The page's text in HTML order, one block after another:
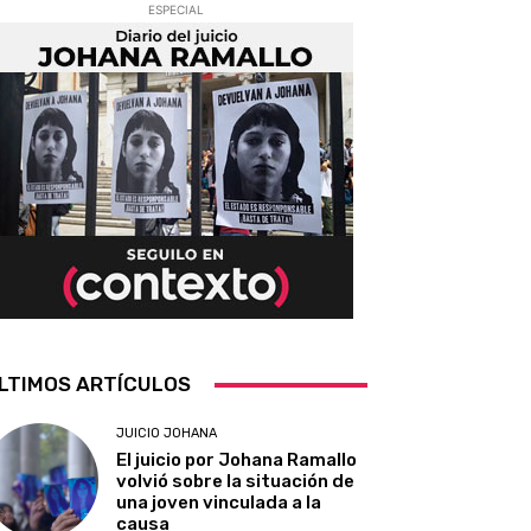
ESPECIAL
ARTÍCULOS
JUICIO JOHANA
El juicio por Johana Ramallo
volvió sobre la situación de
una joven vinculada a la
causa